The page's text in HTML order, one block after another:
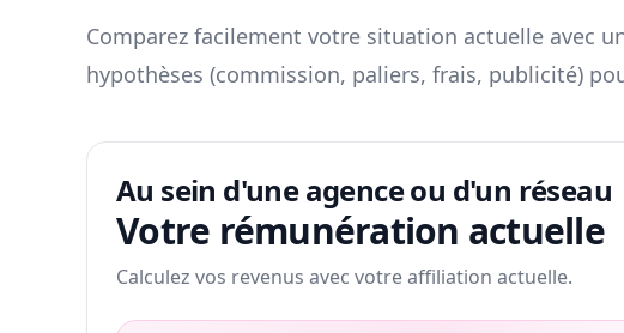
Comparez facilement votre situation actuelle avec
hypothèses (commission, paliers, frais, publicité)
Au sein d'une agence ou d'un réseau
Votre rémunération actuelle
Calculez vos revenus avec votre affiliation actuelle.